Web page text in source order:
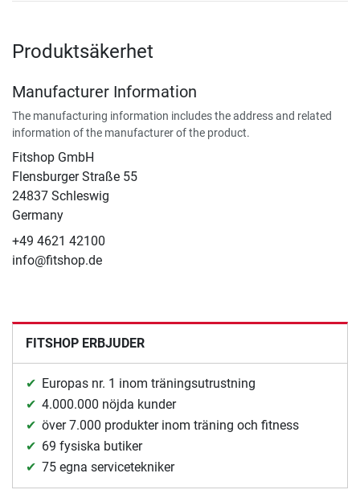
Produktsäkerhet
Manufacturer Information
The manufacturing information includes the address and related
information of the manufacturer of the product.
Fitshop GmbH
Flensburger Straße 55
24837 Schleswig
Germany
+49 4621 42100
info@fitshop.de
FITSHOP ERBJUDER
Europas nr. 1 inom träningsutrustning
4.000.000 nöjda kunder
över 7.000 produkter inom träning och fitness
69 fysiska butiker
75 egna servicetekniker